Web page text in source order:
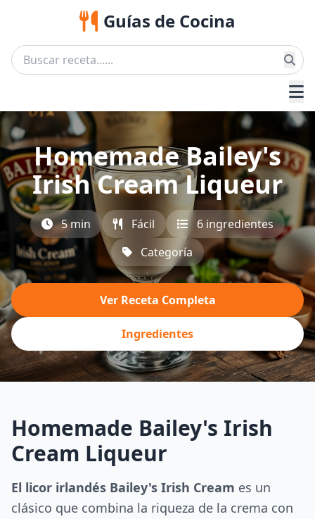
Guías de Cocina
Homemade Bailey's
Irish Cream Liqueur
5 min Fácil
6 ingredientes
Categoría
Ver Receta Completa
Ingredientes
Homemade Bailey's Irish
Cream Liqueur
El licor irlandés Bailey's Irish Cream es un
clásico que combina la riqueza de la crema con